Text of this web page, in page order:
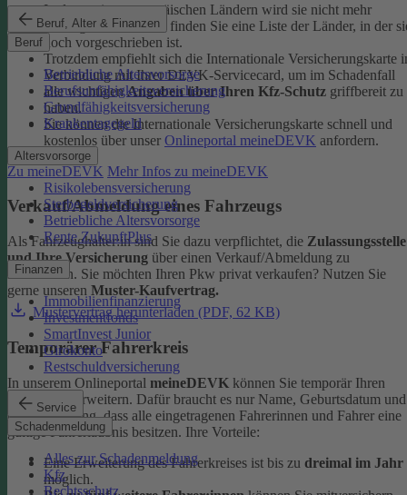
Beruf, Alter & Finanzen
Beruf
Betriebliche Altersvorsorge
Berufsunfähigkeitsversicherung
Grundfähigkeitsversicherung
Krankentagegeld
Altersvorsorge
Risikolebensversicherung
Sterbegeldversicherung
Betriebliche Altersvorsorge
Rente ZukunftPlus
Finanzen
Immobilienfinanzierung
Investmentfonds
SmartInvest Junior
Girokonto
Restschuldversicherung
Service
Schadenmeldung
Alles zur Schadenmeldung
Kfz
Rechtsschutz
In den meisten europäischen Ländern wird sie nicht mehr
verlangt. In denFAQ
finden Sie eine Liste der Länder, in der
noch vorgeschrieben ist.
Trotzdem empfiehlt sich die Internationale Versicherungskarte
Verbindung mit Ihrer DEVK-Servicecard, um im Schadenfall
alle wichtigenAngaben über Ihren Kfz-Schutz griffbereit zu
haben.
Sie können die Internationale Versicherungskarte schnell und
kostenlos über unser Onlineportal meineDEVK anfordern.
Zu meineDEVK Mehr Infos zu meineDEVK
Verkauf/Abmeldung eines Fahrzeugs
Als Fahrzeughalter:in sind Sie dazu verpflichtet, die Zulassungsstelle
und Ihre Versicherung über einen Verkauf/Abmeldung zu
informieren. Sie möchten Ihren Pkw privat verkaufen? Nutzen Sie
gerne unseren Muster-Kaufvertrag.
Mustervertrag herunterladen (PDF, 62 KB)
Temporärer Fahrerkreis
In unserem Onlineportal meineDEVK können Sie temporär Ihren
Fahrerkreis erweitern. Dafür braucht es nur Name, Geburtsdatum und
die Bestätigung, dass alle eingetragenen Fahrerinnen und Fahrer eine
gültige Fahrerlaubnis besitzen. Ihre Vorteile:
Eine Erweiterung des Fahrerkreises ist bis zu dreimal im Jahr
möglich.